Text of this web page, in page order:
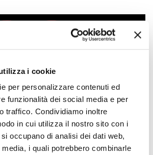
i cookie
per personalizzare contenuti ed
funzionalità dei social media e per
traffico. Condividiamo inoltre
in cui utilizza il nostro sito con i
occupano di analisi dei dati web,
i quali potrebbero combinarle